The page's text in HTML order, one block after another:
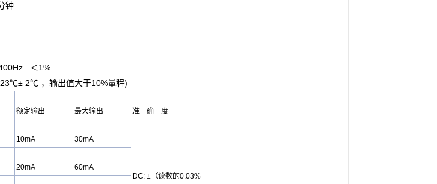
钟
＜1%
23℃± 2℃ ，输出值大于10%量程)
额定输出 最大输出 准 确 度
10mA 30mA
DC: ±（读数的0.03%+
20mA 60mA